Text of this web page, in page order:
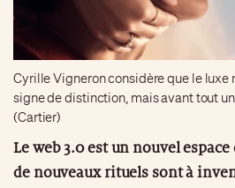
Cyrille Vigneron considère que le luxe
signe de distinction, mais avant tout
(Cartier)
Le web 3.0 est un nouvel
de nouveaux rituels sont à